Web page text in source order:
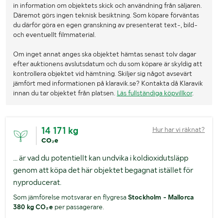
in information om objektets skick och användning från säljaren.
Däremot görs ingen teknisk besiktning. Som köpare förväntas
du därför göra en egen granskning av presenterat text-, bild-
och eventuellt filmmaterial.
Om inget annat anges ska objektet hämtas senast tolv dagar
efter auktionens avslutsdatum och du som köpare är skyldig att
kontrollera objektet vid hämtning. Skiljer sig något avsevärt
jämfört med informationen på klaravik.se? Kontakta då Klaravik
innan du tar objektet från platsen. Läs fullständiga köpvillkor.
14 171 kg
CO₂e
Hur har vi räknat?
... är vad du potentiellt kan undvika i koldioxidutsläpp
genom att köpa det här objektet begagnat istället för
nyproducerat.
Som jämförelse motsvarar en flygresa Stockholm - Mallorca
380 kg CO₂eper passagerare.